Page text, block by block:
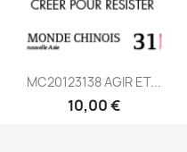
Aperçu rapide
MC20123138 AGIR ET...
10,00 €